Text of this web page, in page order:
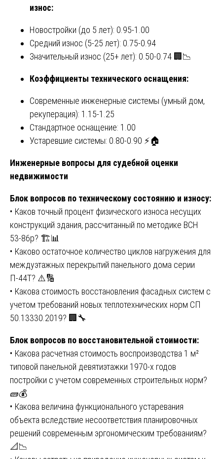
износ:
Новостройки (до 5 лет): 0.95-1.00
Средний износ (5-25 лет): 0.75-0.94
Значительный износ (25+ лет): 0.50-0.74 🏢📉
Коэффициенты технического оснащения:
Современные инженерные системы (умный дом,
рекуперация): 1.15-1.25
Стандартное оснащение: 1.00
Устаревшие системы: 0.80-0.90 ⚡🏠
Инженерные вопросы для судебной оценки
недвижимости
Блок вопросов по техническому состоянию и износу:
• Каков точный процент физического износа несущих
конструкций здания, рассчитанный по методике ВСН
53-86р? 🏗️📊
• Каково остаточное количество циклов нагружения для
междуэтажных перекрытий панельного дома серии
П-44Т? ⚠️🔢
• Какова стоимость восстановления фасадных систем с
учетом требований новых теплотехнических норм СП
50.13330.2019? 🏢🔧
Блок вопросов по восстановительной стоимости:
• Какова расчетная стоимость воспроизводства 1 м²
типовой панельной девятиэтажки 1970-х годов
постройки с учетом современных строительных норм?
🧱💰
• Какова величина функционального устаревания
объекта вследствие несоответствия планировочных
решений современным эргономическим требованиям?
📐📉